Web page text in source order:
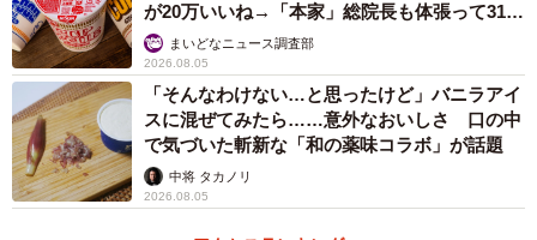
が20万いいね→「本家」総院長も体張って31万
いいねまいどなニュース調査部
2026.08.05
「そんなわけない…と思ったけど」バニラアイ
スに混ぜてみたら……意外なおいしさ 口の中
で気づいた斬新な「和の薬味コラボ」が話題
中将 タカノリ
2026.08.05